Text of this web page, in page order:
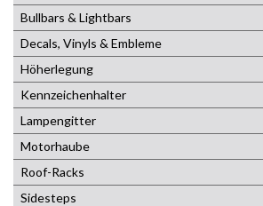
Bullbars & Lightbars
Decals, Vinyls & Embleme
Höherlegung
Kennzeichenhalter
Lampengitter
Motorhaube
Roof-Racks
Sidesteps